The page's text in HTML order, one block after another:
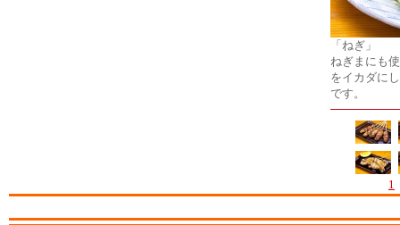
「ねぎ」
ねぎまにも
をイカダに
です。
1